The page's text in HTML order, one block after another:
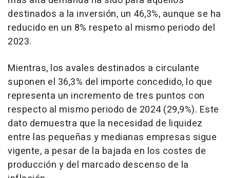
destinados a la inversión, un 46,3%, aunque se ha
reducido en un 8% respeto al mismo periodo del
2023.
Mientras, los avales destinados a circulante
suponen el 36,3% del importe concedido, lo que
representa un incremento de tres puntos con
respecto al mismo periodo de 2024 (29,9%). Este
dato demuestra que la necesidad de liquidez
entre las pequeñas y medianas empresas sigue
vigente, a pesar de la bajada en los costes de
producción y del marcado descenso de la